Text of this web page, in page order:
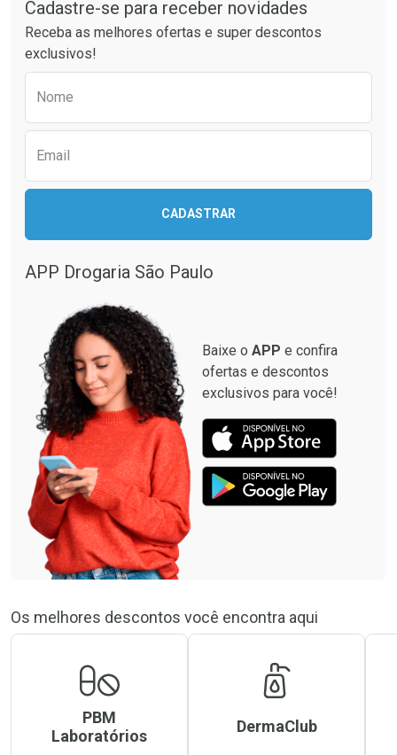
Ativar Desconto
Comprar sem Desconto
Comprar sem Desconto
Por R$ 49,89/cada
Ativar Desconto
Comprar sem Desconto
Comprar sem Desconto
Cadastre-se para receber novidades
Receba as melhores ofertas e super descontos
exclusivos!
Nome
Email
CADASTRAR
APP Drogaria São Paulo
Baixe o APP e confira
ofertas e descontos
exclusivos para você!
Os melhores descontos você encontra aqui
PBM
Laboratórios
DermaClub